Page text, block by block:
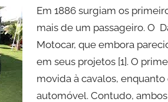
Em 1886 surgiam os
mais de um passageiro. O
Motocar, que embora
em seus projetos [1]. O
movida à cavalos,
automóvel. Contudo,